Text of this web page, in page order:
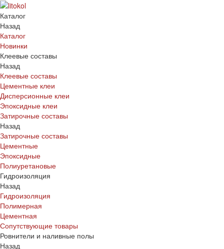
Каталог
Назад
Каталог
Новинки
Клеевые составы
Назад
Клеевые составы
Цементные клеи
Дисперсионные клеи
Эпоксидные клеи
Затирочные составы
Назад
Затирочные составы
Цементные
Эпоксидные
Полиуретановые
Гидроизоляция
Назад
Гидроизоляция
Полимерная
Цементная
Сопутствующие товары
Ровнители и наливные полы
Назад